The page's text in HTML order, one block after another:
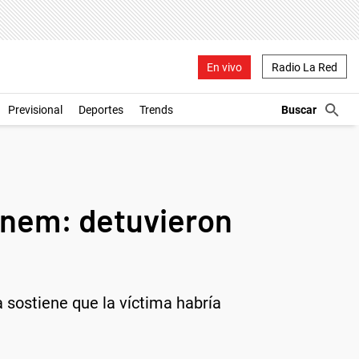
En vivo Radio La Red
Previsional Deportes Trends
detuvieron
sostiene que la víctima habría